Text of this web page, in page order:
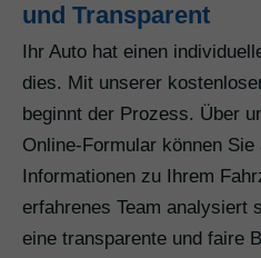
und Transparent
Ihr Auto hat einen
dies. Mit unserer
beginnt der Prozess. Über
Online-Formular können
Informationen zu Ihrem
erfahrenes Team analysiert
eine transparente und faire